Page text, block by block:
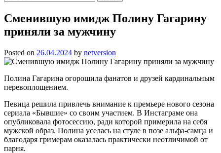
Сменившую имидж Полину Гагарину
приняли за мужчину
Posted on 26.04.2024 by netversion
Полина Гагарина огорошила фанатов и друзей кардинальным
перевоплощением.
Певица решила привлечь внимание к премьере нового сезона
сериала «Бывшие» со своим участием. В Инстаграме она
опубликовала фотосессию, ради которой примерила на себя
мужской образ. Полина уселась на стуле в позе альфа-самца и
благодаря гримерам оказалась практически неотличимой от
парня.